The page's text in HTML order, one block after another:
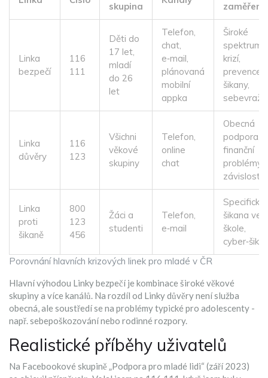
Porovnání hlavních krizových linek pro mladé v ČR
skupina
zaměření
Linka
bezpečí
116
111
Děti do
17 let,
mladí
do 26
let
Telefon,
chat,
e‑mail,
plánovaná
mobilní
appka
Široké
spektrum
krizí,
prevence
šikany,
Linka
důvěry
116
123
Všichni
věkové
skupiny
Telefon,
online
chat
Obecná
podpora,
finanční
problémy,
závislosti
Linka
proti
šikaně
800
123
456
Žáci a
studenti
Telefon,
e‑mail
Specificky
šikana ve
škole,
Hlavní výhodou Linky bezpečí je kombinace široké věkové
skupiny a více kanálů. Na rozdíl od Linky důvěry není služba
obecná, ale soustředí se na problémy typické pro adolescenty -
např. sebepoškozování nebo rodinné rozpory.
Realistické příběhy uživatelů
Na Facebookové skupině „Podpora pro mladé lidi“ (září 2023)